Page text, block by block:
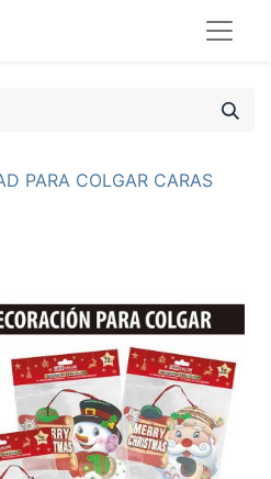
PARA COLGAR CARAS